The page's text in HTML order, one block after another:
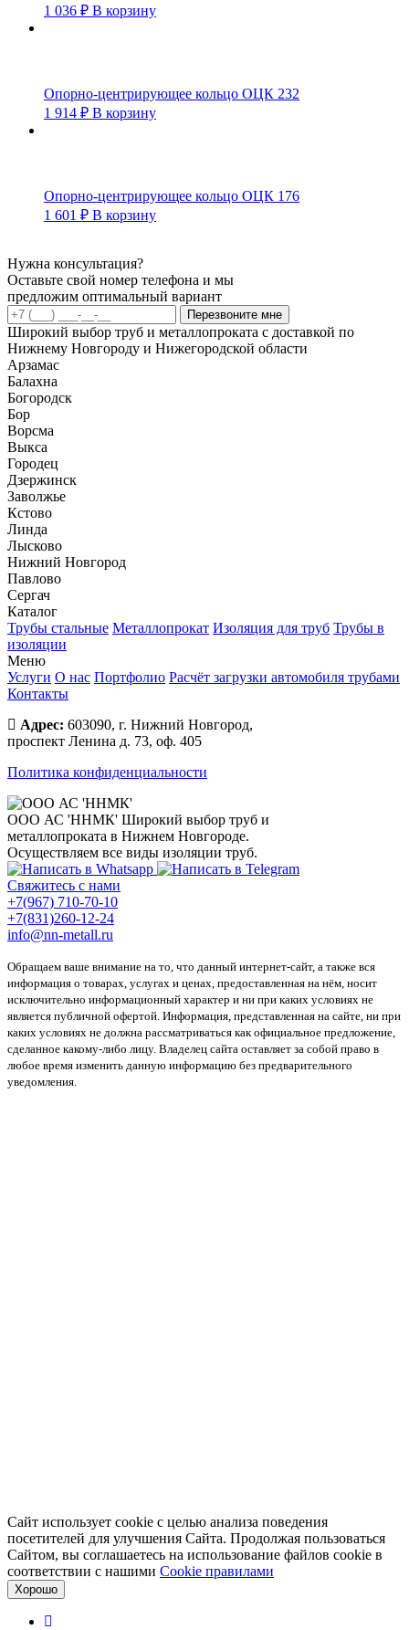
1 036 ₽ В корзину
Опорно-центрирующее кольцо ОЦК 232
1 914 ₽ В корзину
Опорно-центрирующее кольцо ОЦК 176
1 601 ₽ В корзину
Нужна консультация?
Оставьте свой номер телефона и мы
предложим оптимальный вариант
Перезвоните мне
Широкий выбор труб и металлопроката с доставкой по
Нижнему Новгороду и Нижегородской области
Арзамас
Балахна
Богородск
Бор
Ворсма
Выкса
Городец
Дзержинск
Заволжье
Кстово
Линда
Лысково
Нижний Новгород
Павлово
Сергач
Каталог
Трубы стальные Металлопрокат Изоляция для труб Трубы в
изоляции
Меню
Услуги О нас Портфолио Расчёт загрузки автомобиля трубами
Контакты
Адрес: 603090, г. Нижний Новгород,
проспект Ленина д. 73, оф. 405
Политика конфиденциальности
ООО АС 'ННМК' Широкий выбор труб и
металлопроката в Нижнем Новгороде.
Осуществляем все виды изоляции труб.
Свяжитесь с нами
+7(967) 710-70-10
+7(831)260-12-24
info@nn-metall.ru
Обращаем ваше внимание на то, что данный интернет-сайт, а также вся
информация о товарах, услугах и ценах, предоставленная на нём, носит
исключительно информационный характер и ни при каких условиях не
является публичной офертой. Информация, представленная на сайте, ни при
каких условиях не должна рассматриваться как официальное предложение,
сделанное какому-либо лицу. Владелец сайта оставляет за собой право в
любое время изменить данную информацию без предварительного
уведомления.
Сайт использует cookie с целью анализа поведения
посетителей для улучшения Сайта. Продолжая пользоваться
Сайтом, вы соглашаетесь на использование файлов cookie в
соответствии с нашими Cookiе правилами
Хорошо